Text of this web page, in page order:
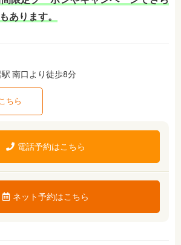
あります。
南口より徒歩8分
ちら
電話予約はこちら
ネット予約はこちら